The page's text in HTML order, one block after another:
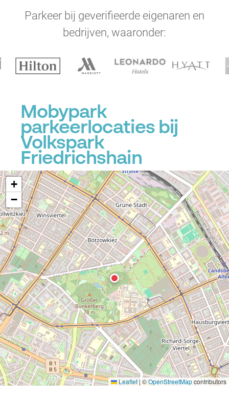
Parkeer bij geverifieerde eigenaren en
bedrijven, waaronder:
Mobypark
parkeerlocaties bij
Volkspark
Friedrichshain
+
−
Leaflet | ©OpenStreetMapcontributors